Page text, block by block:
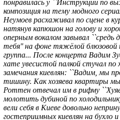
понравилась у ``Инструкции по
композиция на тему модного
Неумоев расхаживал по сцене в
натянув капюшон на голову и
оперным вокалом завывал ``средь
тебя'' на фоне тяжёлой
группа... После концерта Вадим
хате увесистой палкой стучал по
замечания киевлян: ``Вадим, мы
тишину. Как хозяева квартиры
Роттен отвечал им в рифму
молотить дубиной по
вели себя в Киеве довольно
гостеприимных киевлян на бухло